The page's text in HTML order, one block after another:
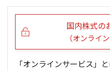
13週移動平均 26週
5ヶ月移動平均 25ヶ
国内株式の
（オンライ
「オンラインサービス」